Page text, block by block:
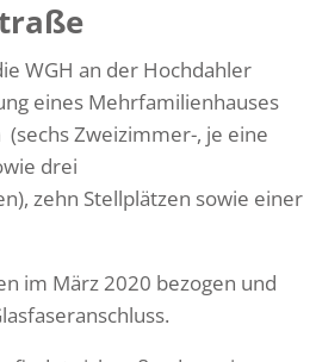
WGH an der Hochdahler
eines Mehrfamilienhauses
Zweizimmer-, je eine
drei
zehn Stellplätzen sowie einer
im März 2020 bezogen und